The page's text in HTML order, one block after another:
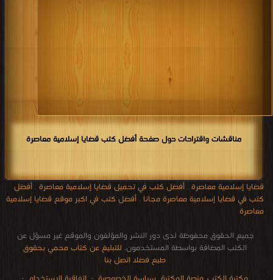
مناقشات واقتراحات حول صفحة أفضل كتب قضايا إسلامية معاصرة
قضايا إسلامية معاصرة , أفضل كتب في تحميل قضايا إسلامية معاصرة , أفضل
كتب في قضايا إسلامية معاصرة مجانا , أفضل كتب في اكبر موقع قضايا إسلامية
معاصرة
جميع الحقوق محفوظة لدى دور النشر والمؤلفون والموقع غير مسؤل عن
الكتب المضافة بواسطة المستخدمون. للتبليغ عن كتاب محمي بحقوق
طبع فضلا اتصل بنا